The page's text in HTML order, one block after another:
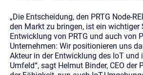
„Die Entscheidung, den PRTG Node-
den Markt zu bringen, ist ein wichtiger
Entwicklung von PRTG und auch von
Unternehmen: Wir positionieren uns
Akteur in der Entwicklung des IoT und
Umfeld“, sagt Helmut Binder, CEO der